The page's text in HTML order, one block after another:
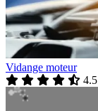
Vidange moteur
4.5